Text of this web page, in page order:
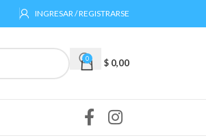
INGRESAR / REGISTRARSE
0 $ 0,00